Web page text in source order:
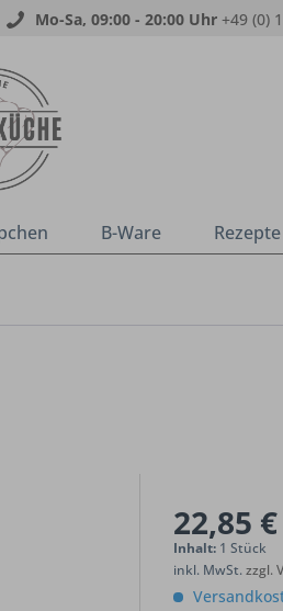
Mo-Sa, 09:00 - 20:00 Uhr +49 (0)
B-Ware Rezepte
22,85
Inhalt: 1 Stück
inkl. MwSt.zzgl.